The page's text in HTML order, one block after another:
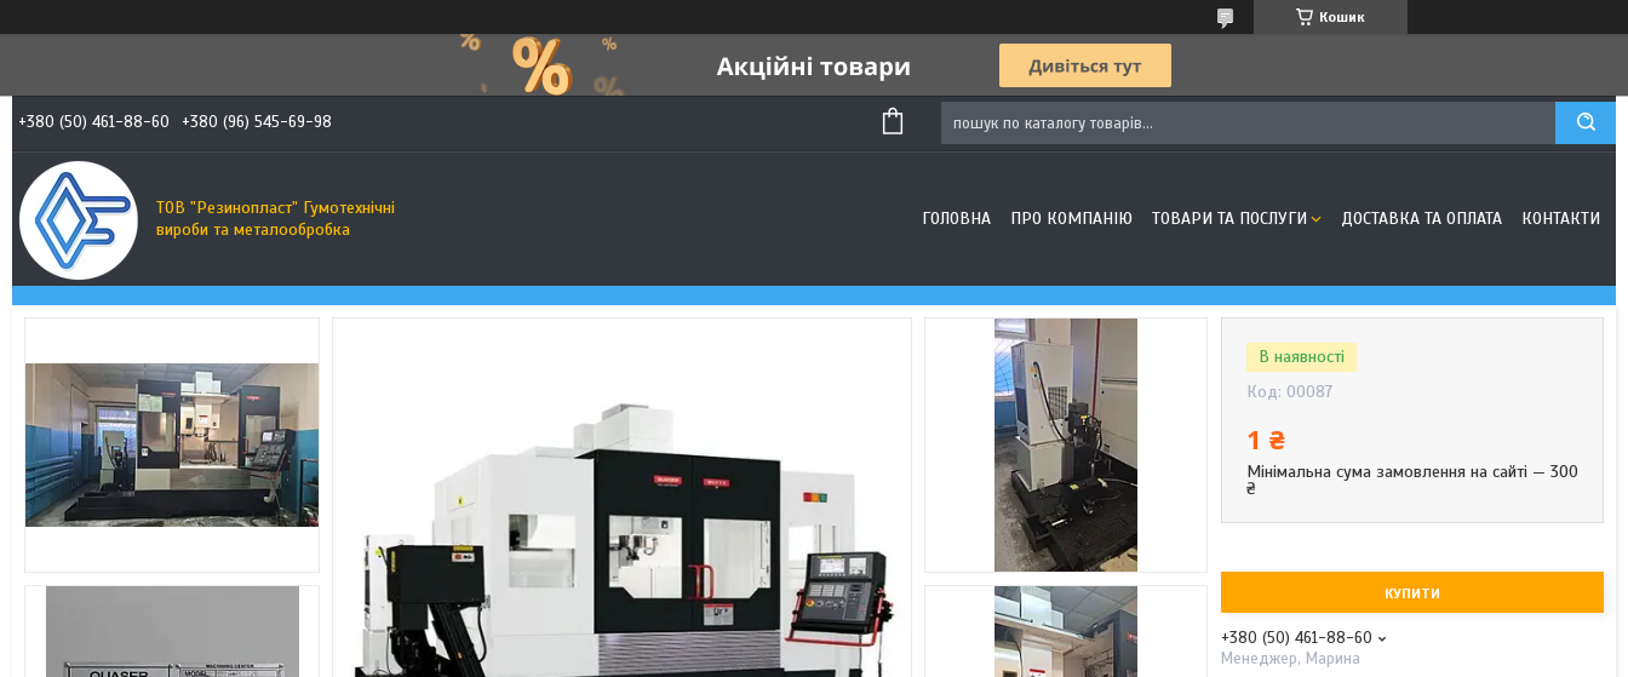
Кошик
+380 (50) 461-88-60 +380 (96) 545-69-98
ТОВ "Резинопласт" Гумотехнічні
вироби та металообробка
ГОЛОВНА ПРО КОМПАНІЮ ТОВАРИ ТА ПОСЛУГИ ДОСТАВКА ТА ОПЛАТА КОНТАКТИ
В наявності
Код: 00087
1 ₴
Мінімальна сума замовлення на сайті — 300
₴
КУПИТИ
+380 (50) 461-88-60
Менеджер, Марина